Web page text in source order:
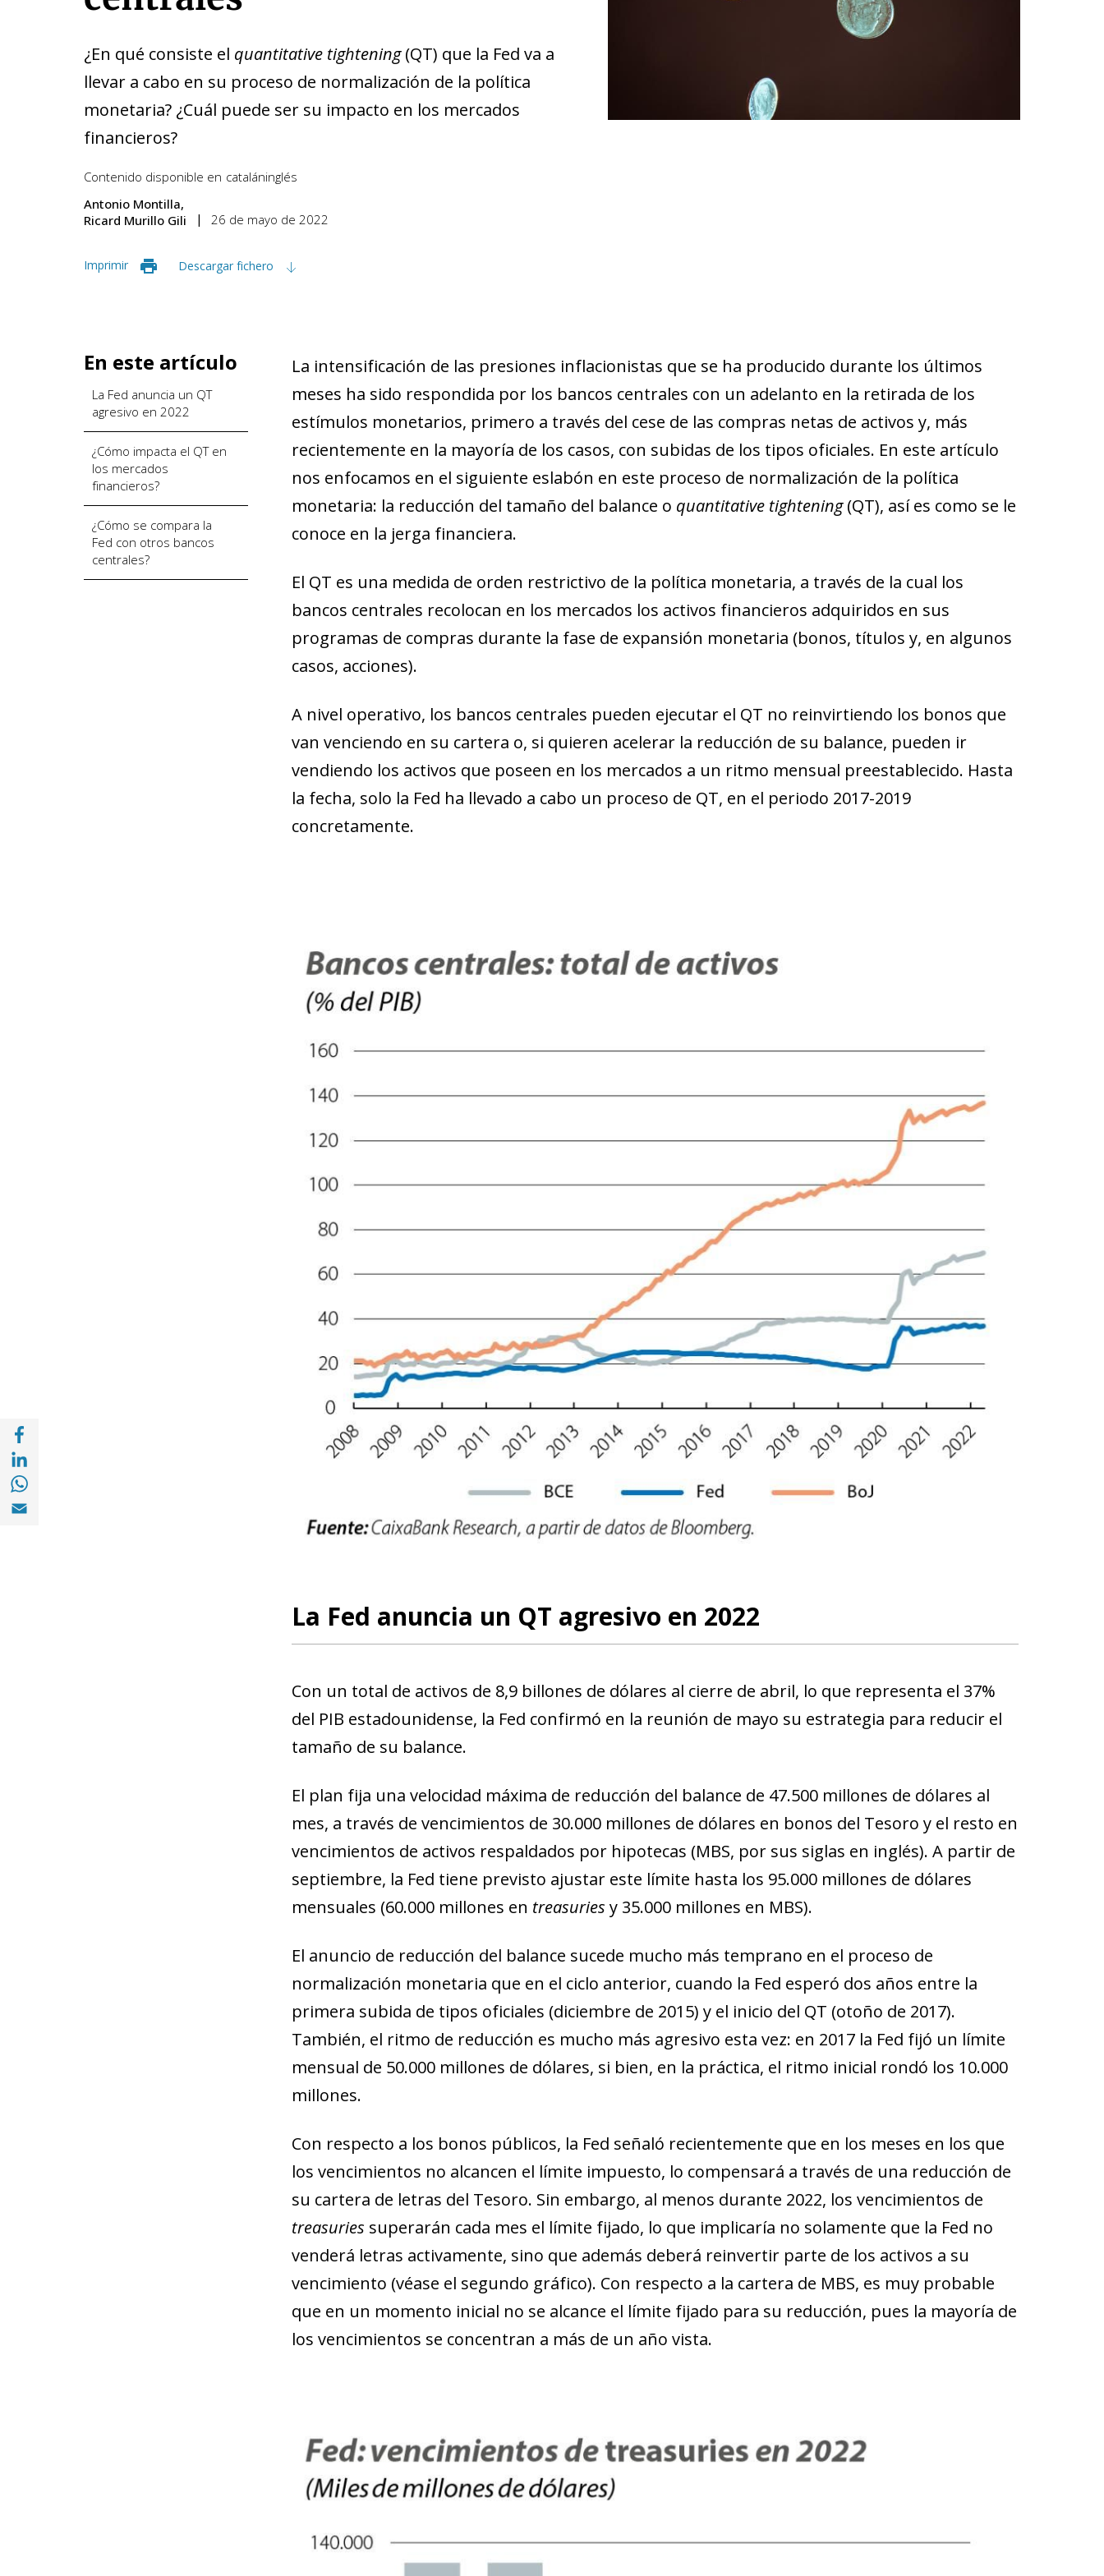
¿En qué consiste el quantitative tightening(QT) que la Fed va a
llevar a cabo en su proceso de normalización de la política
monetaria? ¿Cuál puede ser su impacto en los mercados
financieros?
Contenido disponible en cataláninglés
Antonio Montilla
Ricard Murillo Gili
26 de mayo de 2022
Imprimir Descargar fichero
Compartir en Facebook (opens in a new window)
Compartir en with Linkedin (opens in a new window)
En este artículo
La Fed anuncia un QT
agresivo en 2022
¿Cómo impacta el QT en
los mercados
financieros?
¿Cómo se compara la
Fed con otros bancos
centrales?
La intensificación de las presiones inflacionistas que se ha producido durante los últimos
meses ha sido respondida por los bancos centrales con un adelanto en la retirada de los
estímulos monetarios, primero a través del cese de las compras netas de activos y, más
recientemen­­­te en la mayoría de los casos, con subidas de los tipos ofi­­ciales. En este artículo
nos enfocamos en el siguiente eslabón en este proceso de normalización de la política
monetaria: la reducción del tamaño del balance o quantitative tightening(QT), así es como se le
conoce en la jerga financiera.
El QT es una medida de orden restrictivo de la política monetaria, a través de la cual los
bancos centrales recolocan en los mercados los activos financieros adquiridos en sus
programas de compras durante la fase de expansión monetaria (bonos, títulos y, en algunos
casos, acciones).
A nivel operativo, los bancos centrales pueden ejecutar el QT no reinvirtiendo los bonos que
van venciendo en su cartera o, si quieren acelerar la reducción de su balance, pueden ir
vendiendo los activos que poseen en los mercados a un ritmo mensual preestablecido. Hasta
la fecha, solo la Fed ha llevado a cabo un proceso de QT, en el periodo 2017-2019
concretamente.
La Fed anuncia un QT agresivo en 2022
Con un total de activos de 8,9 billones de dólares al cierre de abril, lo que representa el 37%
del PIB estadounidense, la Fed confirmó en la reunión de mayo su estrategia para reducir el
tamaño de su balance.
El plan fija una velocidad máxima de reducción del balance de 47.500 millones de dólares al
mes, a través de vencimientos de 30.000 millones de dólares en bonos del Tesoro y el resto en
vencimientos de activos respaldados por hipotecas (MBS, por sus siglas en inglés). A partir de
septiembre, la Fed tiene previsto ajustar este límite hasta los 95.000 millones de dólares
mensuales (60.000 millones en treasuries y 35.000 millones en MBS).
El anuncio de reducción del balance sucede mucho más temprano en el proceso de
normalización monetaria que en el ciclo anterior, cuando la Fed esperó dos años entre la
primera subida de tipos oficiales (diciembre de 2015) y el inicio del QT (otoño de 2017).
También, el ritmo de reducción es mucho más agresivo esta vez: en 2017 la Fed fijó un límite
mensual de 50.000 millones de dólares, si bien, en la práctica, el ritmo inicial rondó los 10.000
millones.
Con respecto a los bonos públicos, la Fed señaló recientemente que en los meses en los que
los vencimientos no alcancen el límite impuesto, lo compensará a través de una reducción de
su cartera de letras del Tesoro. Sin embargo, al menos durante 2022, los vencimientos de
treasuries superarán cada mes el límite fijado, lo que implicaría no solamente que la Fed no
venderá letras activamente, sino que además deberá reinvertir parte de los activos a su
vencimiento (véase el segundo gráfico). Con respecto a la cartera de MBS, es muy probable
que en un momento inicial no se alcance el límite fijado para su reducción, pues la mayoría de
los vencimientos se concentran a más de un año vista.